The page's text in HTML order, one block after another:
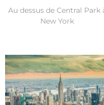
Au dessus de Central Park
New York